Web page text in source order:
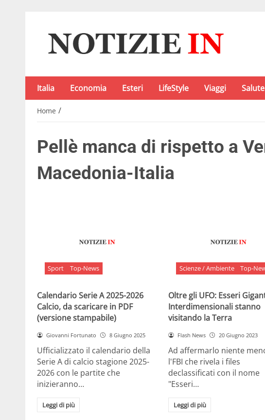
Italia Economia Esteri LifeStyle Viaggi Salute
Home /
Pellè manca di rispetto a
Macedonia-Italia
Sport Top-News
Calendario Serie A 2025-2026
Calcio, da scaricare in PDF
(versione stampabile)
Giovanni Fortunato 8 Giugno 2025
Ufficializzato il calendario della
Serie A di calcio stagione 2025-
2026 con le partite che
inizieranno…
Leggi di più
Scienze / Ambiente Top-
Oltre gli UFO: Esseri
Interdimensionali stanno
visitando la Terra
Flash News 20 Giugno 2023
Ad affermarlo niente
l'FBI che rivela i files
declassificati con il nome
"Esseri…
Leggi di più